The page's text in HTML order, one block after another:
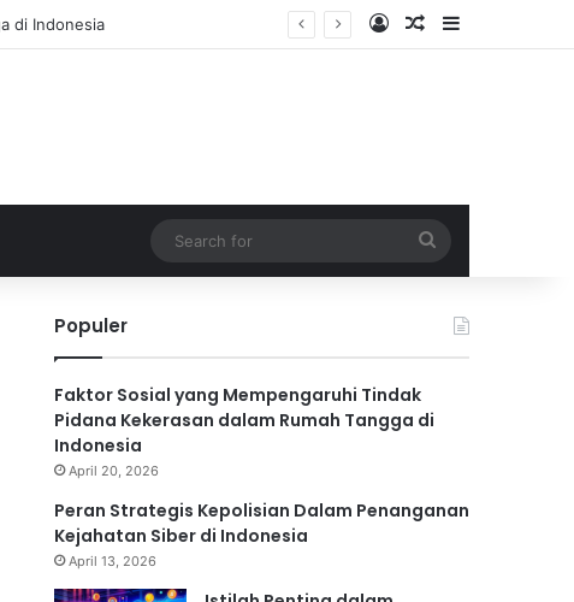
Log InRandom Article
Sidebar
for
Populer
Faktor Sosial yang Mempengaruhi Tindak
Pidana Kekerasan dalam Rumah Tangga di
Indonesia
April 20, 2026
Peran Strategis Kepolisian Dalam Penanganan
Kejahatan Siber di Indonesia
April 13, 2026